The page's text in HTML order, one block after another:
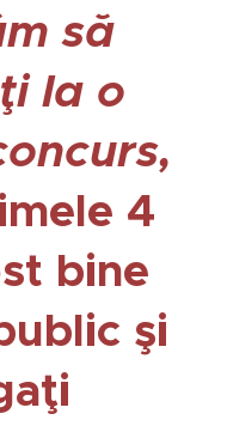
să
la o
,
4
bine
şi